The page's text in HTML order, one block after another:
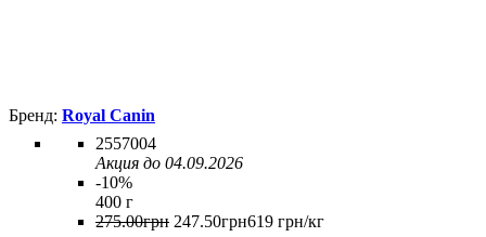
Royal Canin
2557004
Акция до 04.09.2026
-10%
400 г
275.00грн 247.50грн619 грн/кг